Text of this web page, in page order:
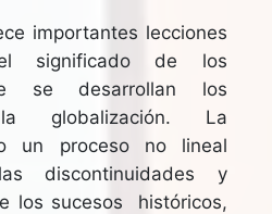
importantes lecciones
significado de los
se desarrollan los
globalización. La
un proceso no lineal
discontinuidades y
los sucesos históricos,